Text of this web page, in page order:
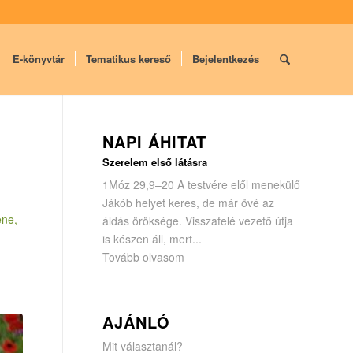
E-könyvtár Tematikus kereső Bejelentkezés
NAPI ÁHITAT
Szerelem első látásra
1Móz 29,9–20 A testvére elől menekülő
Jákób helyet keres, de már övé az
áldás öröksége. Visszafelé vezető útja
is készen áll, mert...
Tovább olvasom
AJÁNLÓ
Mit választanál?